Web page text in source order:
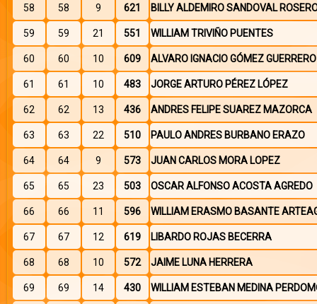
58 58 9 621 BILLY ALDEMIRO SANDOVAL
59 59 21 551 WILLIAM TRIVIÑO PUENTES
60 60 10 609 ALVARO IGNACIO GÓMEZ GUERRERO
61 61 10 483 JORGE ARTURO PÉREZ LÓPEZ
62 62 13 436 ANDRES FELIPE SUAREZ MAZORCA
63 63 22 510 PAULO ANDRES BURBANO ERAZO
64 64 9 573 JUAN CARLOS MORA LOPEZ
65 65 23 503 OSCAR ALFONSO ACOSTA AGREDO
66 66 11 596 WILLIAM ERASMO BASANTE
67 67 12 619 LIBARDO ROJAS BECERRA
68 68 10 572 JAIME LUNA HERRERA
69 69 14 430 WILLIAM ESTEBAN MEDINA